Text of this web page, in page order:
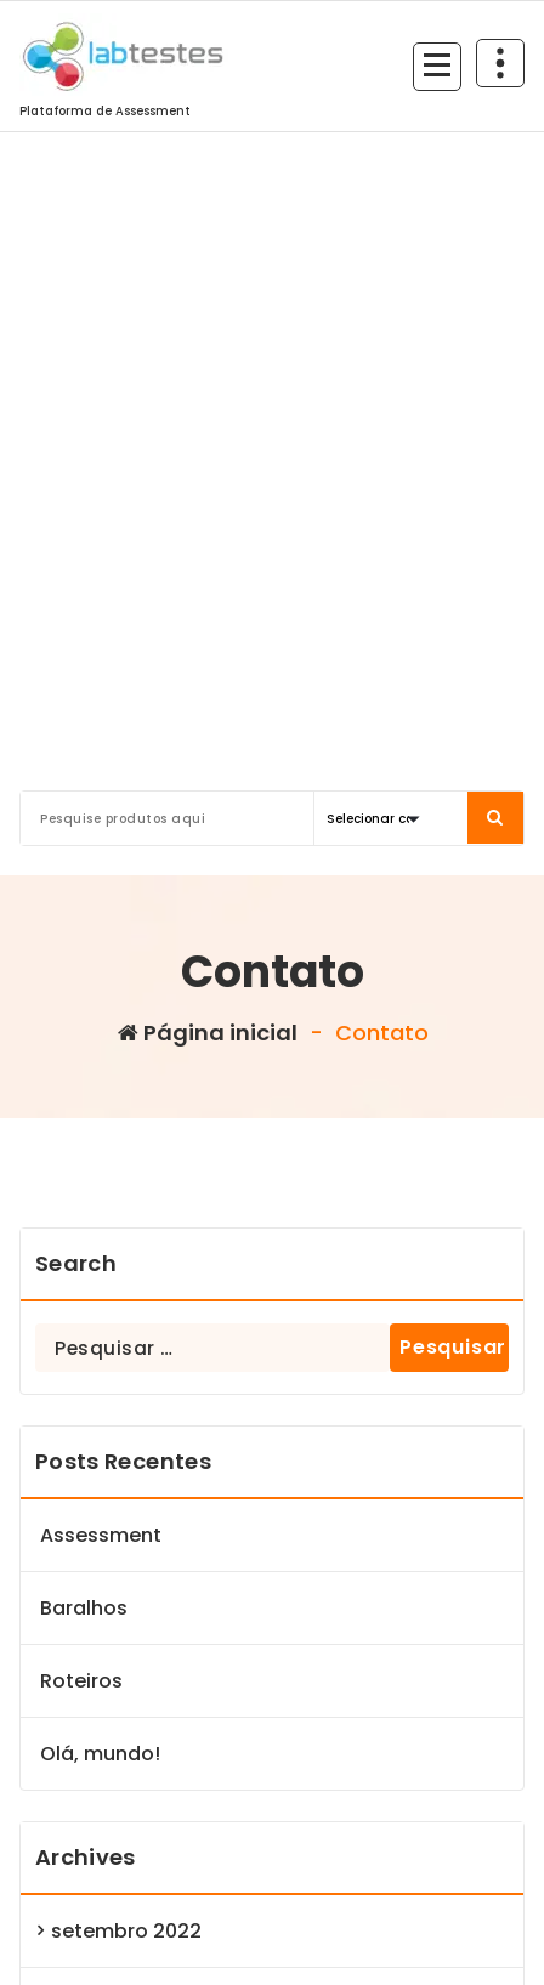
Plataforma de Assessment
Contato
Página inicial - Contato
Search
Posts Recentes
Assessment
Baralhos
Roteiros
Olá, mundo!
Archives
setembro 2022